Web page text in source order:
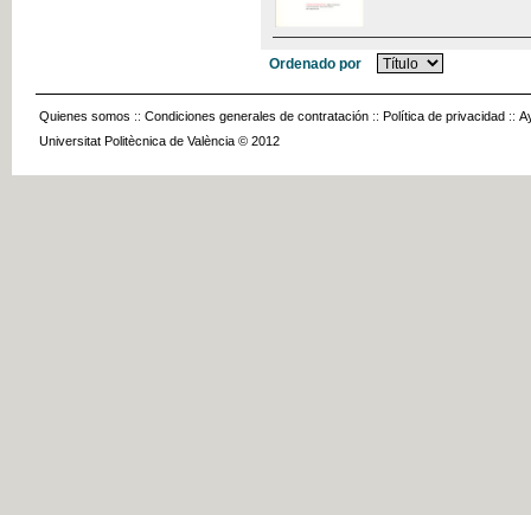
Ordenado por
Quienes somos :: Condiciones generales de contratación :: Política de privacidad ::
Universitat Politècnica de València © 2012